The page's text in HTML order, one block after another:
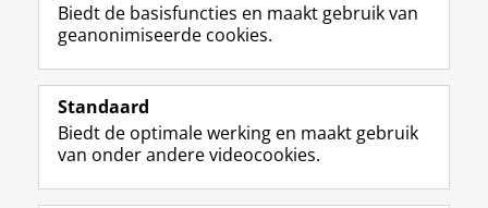
Volg ons op
F
a
e
b
o
T
w
t
t
r
I
n
t
r
Y
o
T
e
Studiekiezers
Biedt de basisfuncties en maakt gebruik van
geanonimiseerde cookies.
Standaard
Biedt de optimale werking en maakt gebruik
van onder andere videocookies.